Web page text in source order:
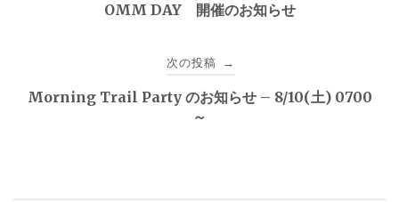
OMM DAY 開催のお知らせ
次の投稿 →
Morning Trail Party のお知らせ – 8/10(土) 0700
～